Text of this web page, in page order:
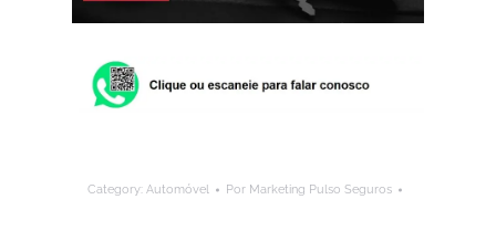
Category: Automóvel Por Marketing Pulso Seguros